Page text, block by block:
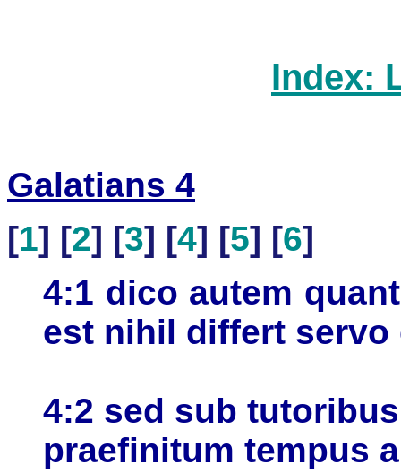
Index:
Galatians 4
[1] [2] [3] [4] [5] [6]
4:1 dico autem
est nihil differt
4:2 sed sub
praefinitum tempus